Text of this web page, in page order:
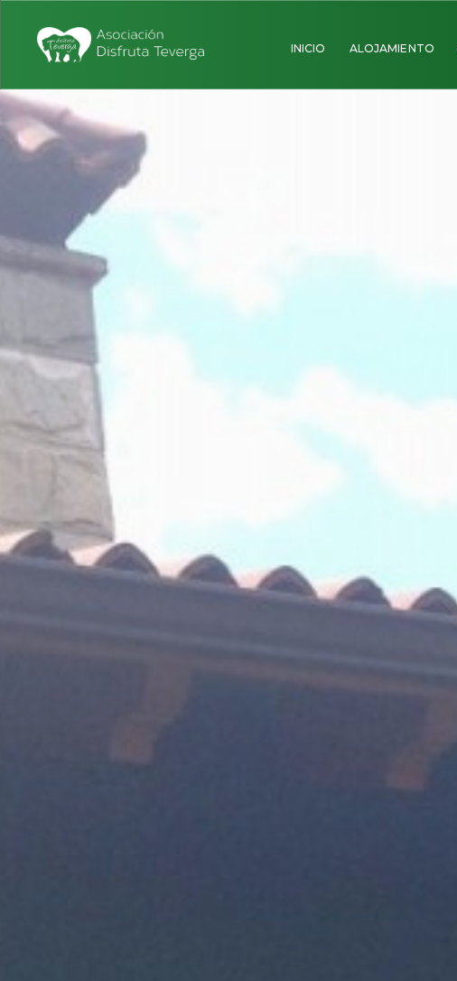
INICIO ALOJAMIENTO